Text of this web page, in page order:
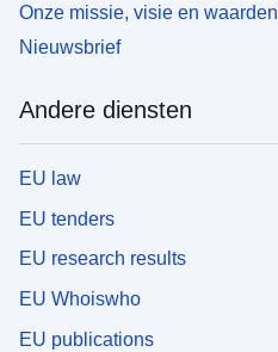
Onze missie, visie en waarden
Nieuwsbrief
Andere diensten
EU law
EU tenders
EU research results
EU Whoiswho
EU publications